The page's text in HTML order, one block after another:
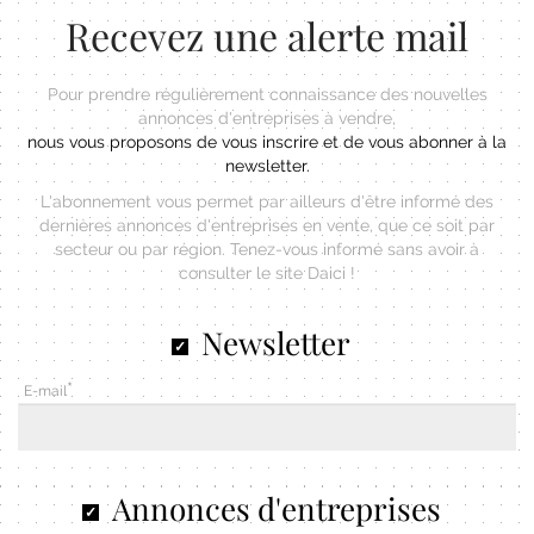
Recevez une alerte mail
Pour prendre régulièrement connaissance des nouvelles
annonces d'entreprises à vendre,
nous vous proposons de vous inscrire et de vous abonner à la
newsletter.
L'abonnement vous permet par ailleurs d'être informé des
dernières annonces d'entreprises en vente, que ce soit par
secteur ou par région. Tenez-vous informé sans avoir à
consulter le site Daici !
Newsletter
E-mail
Annonces d'entreprises